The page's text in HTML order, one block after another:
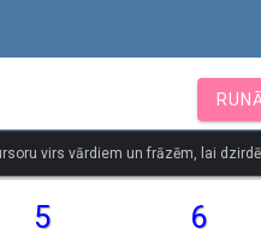
virs vārdiem un frāzēm, lai
5 6